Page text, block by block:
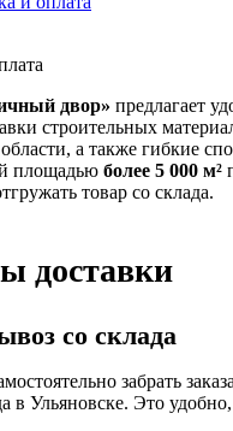
двор» предлагает
строительных
а также гибкие
площадью более 5 000 м²
товар со склада.
доставки
со склада
забрать
в Ульяновске. Это